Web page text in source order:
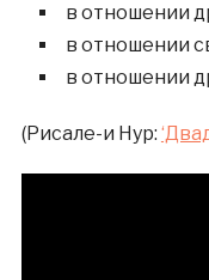
в отношении
в отношении
в отношении
(Рисале-и Нур: